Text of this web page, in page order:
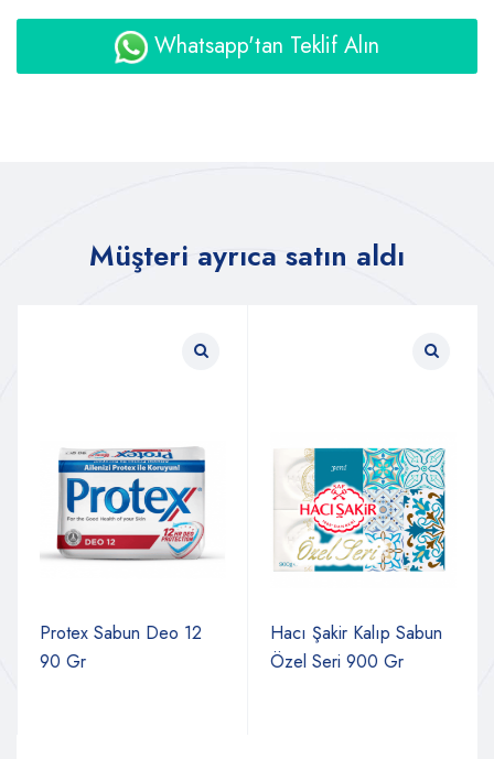
Whatsapp'tan Teklif Alın
Müşteri ayrıca satın aldı
Protex Sabun Deo 12
90 Gr
Hacı Şakir Kalıp Sabun
Özel Seri 900 Gr